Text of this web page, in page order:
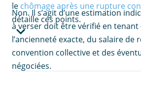
le chômage après une rupture
détaille ces points.
Non. Il s’agit d’une estimation
à verser doit être vérifié en
l’ancienneté exacte, du salaire de
convention collective et des
négociées.